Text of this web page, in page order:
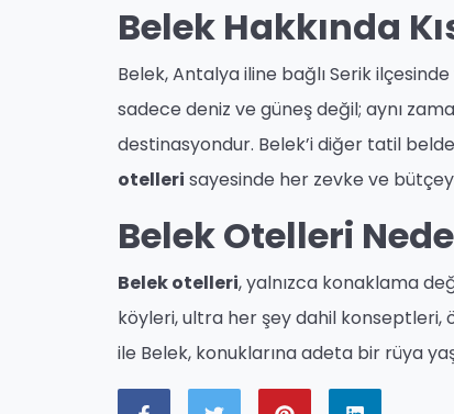
Belek Hakkında
Belek, Antalya iline bağlı Serik
sadece deniz ve güneş değil; aynı
destinasyondur. Belek’i diğer tatil
otelleri sayesinde her zevke ve
Belek Otelleri
Belek otelleri, yalnızca konaklama
köyleri, ultra her şey dahil
ile Belek, konuklarına adeta bir rüya